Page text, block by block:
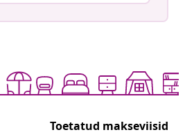
Toetatud makseviisid